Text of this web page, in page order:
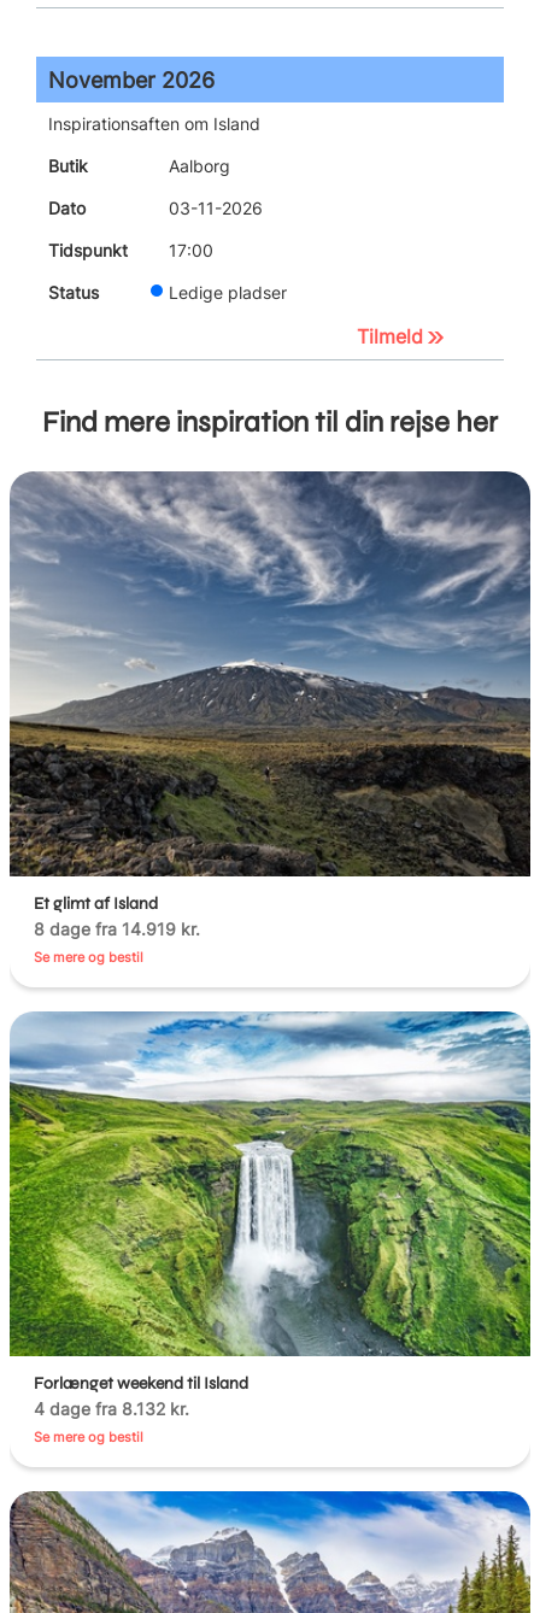
November 2026
Inspirationsaften om Island
Aalborg
03-11-2026
17:00
Ledige pladser
Tilmeld
Find mere inspiration til din rejse her
Et glimt af Island
8 dage fra 14.919 kr.
Se mere og bestil
Forlænget weekend til Island
4 dage fra 8.132 kr.
Se mere og bestil